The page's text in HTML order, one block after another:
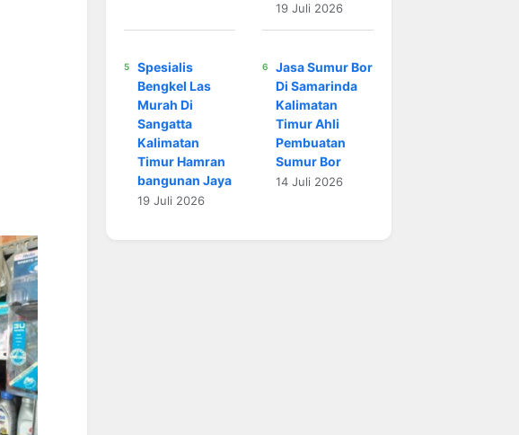
19 Juli 2026
Spesialis
Bengkel Las
Murah Di
Sangatta
Kalimatan
Timur Hamran
bangunan Jaya
19 Juli 2026
Jasa Sumur Bor
Di Samarinda
Kalimatan
Timur Ahli
Pembuatan
Sumur Bor
14 Juli 2026